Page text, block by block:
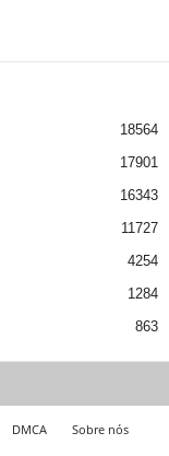
18564
17901
16343
11727
4254
1284
863
DMCA
Sobre nós